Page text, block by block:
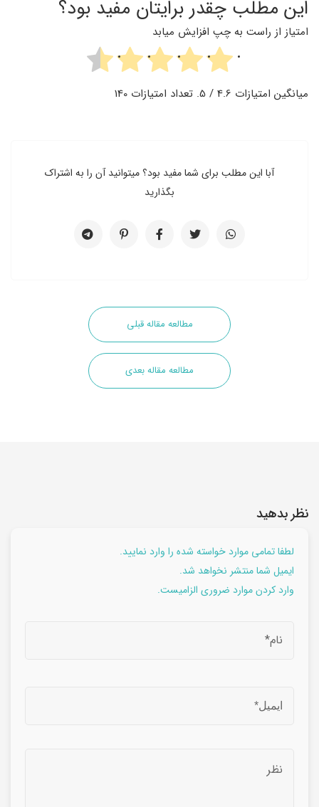
این مطلب چقدر برایتان مفید بود؟
امتیاز از راست به چپ افزایش میابد
میانگین امتیازات 4.6 / 5. تعداد امتیازات 140
آبا این مطلب برای شما مفید بود؟ میتوانید آن را به اشتراک
بگذارید
مطالعه مقاله قبلی
مطالعه مقاله بعدی
نظر بدهید
لطفا تمامی موارد خواسته شده را وارد نمایید.
ایمیل شما منتشر نخواهد شد.
وارد کردن موارد ضروری الزامیست.